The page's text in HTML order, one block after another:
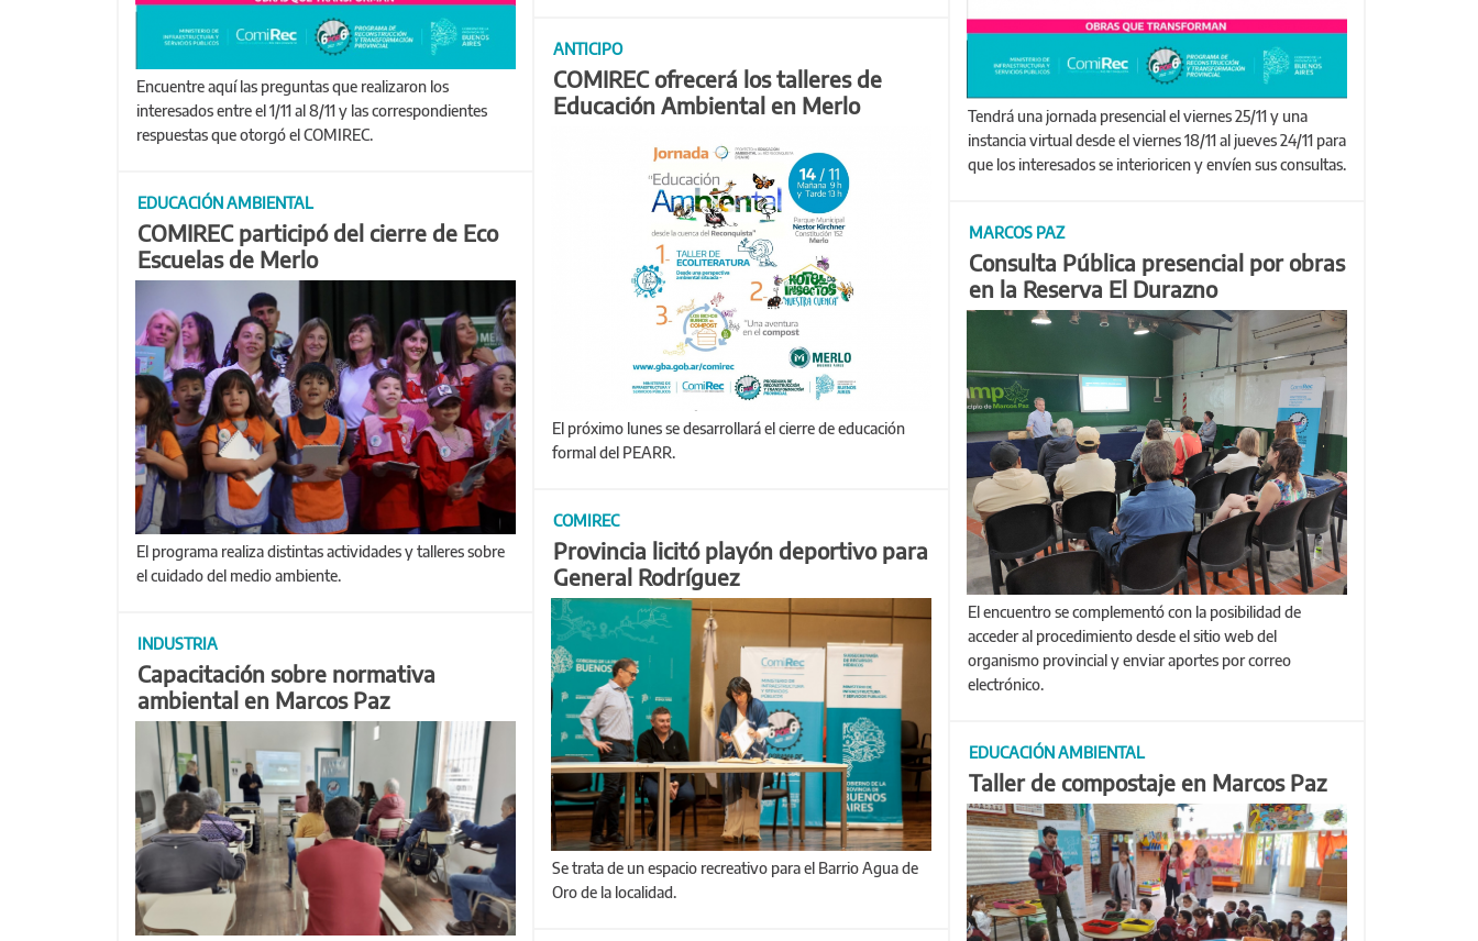
Encuentre aquí las preguntas que realizaron los
interesados entre el 1/11 al 8/11 y las correspondientes
respuestas que otorgó el COMIREC.
Tendrá una jornada presencial el viernes 25/11 y una
instancia virtual desde el viernes 18/11 al jueves 24/11 para
que los interesados se interioricen y envíen sus consultas.
ANTICIPO
COMIREC ofrecerá los talleres de
Educación Ambiental en Merlo
El próximo lunes se desarrollará el cierre de educación
formal del PEARR.
EDUCACIÓN AMBIENTAL
COMIREC participó del cierre de Eco
Escuelas de Merlo
El programa realiza distintas actividades y talleres sobre
el cuidado del medio ambiente.
MARCOS PAZ
Consulta Pública presencial por obras
en la Reserva El Durazno
El encuentro se complementó con la posibilidad de
acceder al procedimiento desde el sitio web del
organismo provincial y enviar aportes por correo
electrónico.
COMIREC
Provincia licitó playón deportivo para
General Rodríguez
Se trata de un espacio recreativo para el Barrio Agua de
Oro de la localidad.
INDUSTRIA
Capacitación sobre normativa
ambiental en Marcos Paz
EDUCACIÓN AMBIENTAL
Taller de compostaje en Marcos Paz